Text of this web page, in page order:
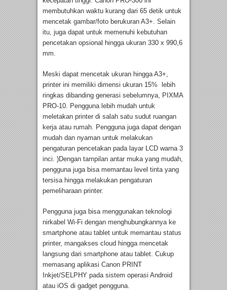
membutuhkan waktu kurang dari 65 detik untuk
mencetak gambar/foto berukuran A3+. Selain
itu, juga dapat untuk memenuhi kebutuhan
pencetakan opsional hingga ukuran 330 x 990,6
mm.
Meski dapat mencetak ukuran hingga A3+,
printer ini memiliki dimensi ukuran 15% lebih
ringkas dibanding generasi sebelumnya, PIXMA
PRO-10. Pengguna lebih mudah untuk
meletakan printer di salah satu sudut ruangan
kerja atau rumah. Pengguna juga dapat dengan
mudah dan nyaman untuk melakukan
pengaturan pencetakan pada layar LCD warna 3
inci. )Dengan tampilan antar muka yang mudah,
pengguna juga bisa memantau level tinta yang
tersisa hingga melakukan pengaturan
pemeliharaan printer.
Pengguna juga bisa menggunakan teknologi
nirkabel Wi-Fi dengan menghubungkannya ke
smartphone atau tablet untuk memantau status
printer, mangakses cloud hingga mencetak
langsung dari smartphone atau tablet. Cukup
memasang aplikasi Canon PRINT
Inkjet/SELPHY pada sistem operasi Android
atau iOS di gadget pengguna.